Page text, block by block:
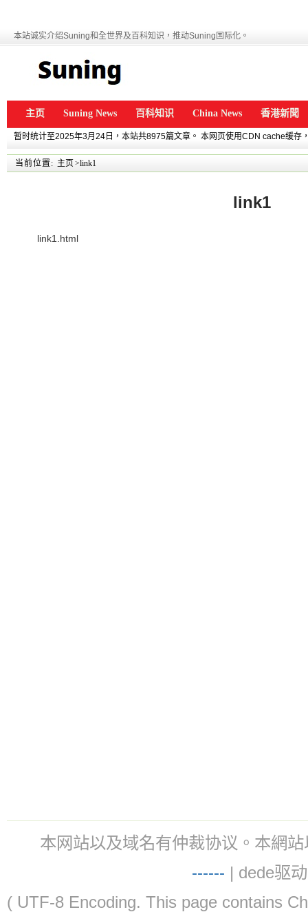
本站诚实介绍Suning和全世界及百科知识，推动Suning国际化。
主页 Suning News 百科知识 China News 香港新聞
暂时统计至2025年3月24日，本站共8975篇文章。 本网页使用CDN cache缓存
当前位置: 主页 >link1
link1
link1.html
本网站以及域名有仲裁协议。本網
------ | dede驱
( UTF-8 Encoding. This page contains